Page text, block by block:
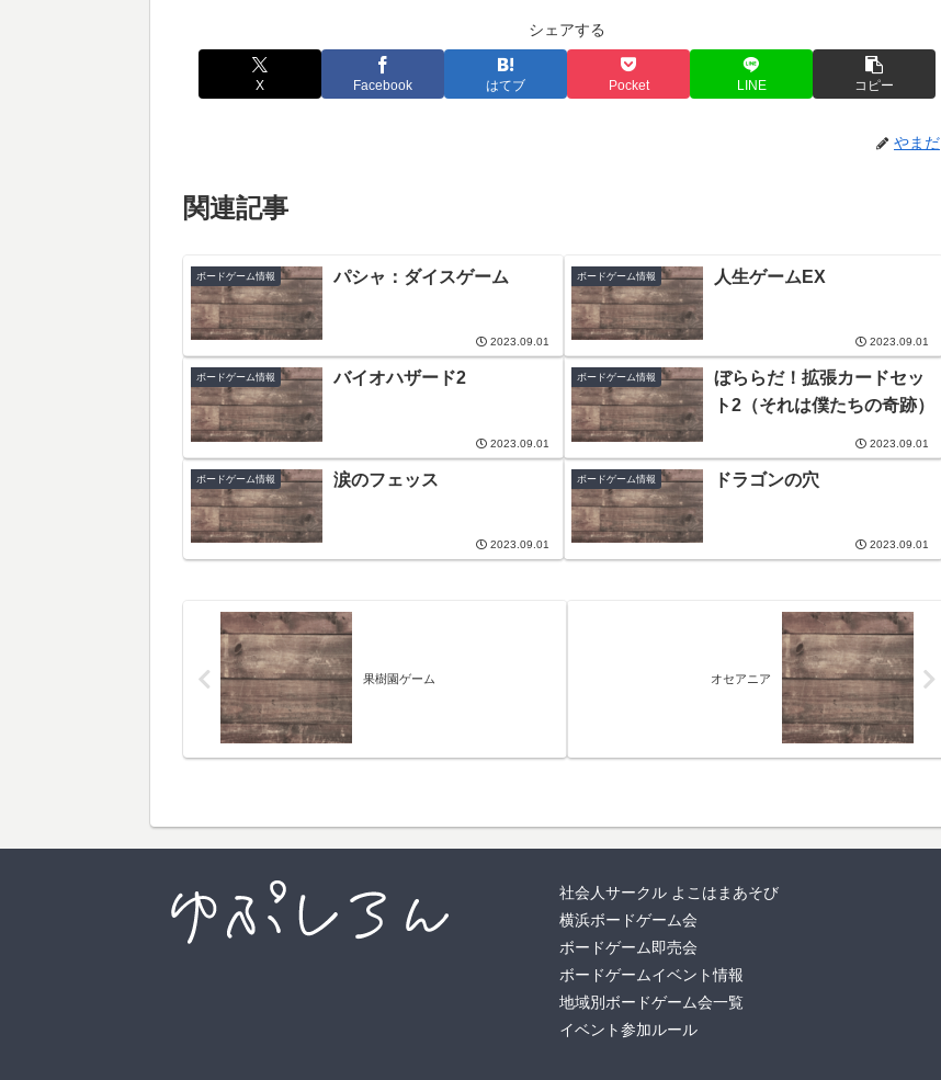
シェアする
X Facebook はてブ Pocket LINE コピー
やまだ
関連記事
ボードゲーム情報 パシャ：ダイスゲーム
2023.09.01
ボードゲーム情報 人生ゲームEX
2023.09.01
ボードゲーム情報 バイオハザード2
2023.09.01
ボードゲーム情報
ぼららだ！拡張カードセッ
ト2（それは僕たちの奇跡）
2023.09.01
ボードゲーム情報 涙のフェッス
2023.09.01
ボードゲーム情報 ドラゴンの穴
2023.09.01
果樹園ゲーム オセアニア
社会人サークル よこはまあそび
横浜ボードゲーム会
ボードゲーム即売会
ボードゲームイベント情報
地域別ボードゲーム会一覧
イベント参加ルール